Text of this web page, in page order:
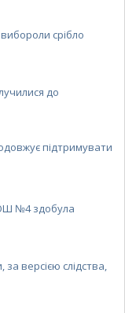
срібло
до
підтримувати
№4 здобула
версією слідства,